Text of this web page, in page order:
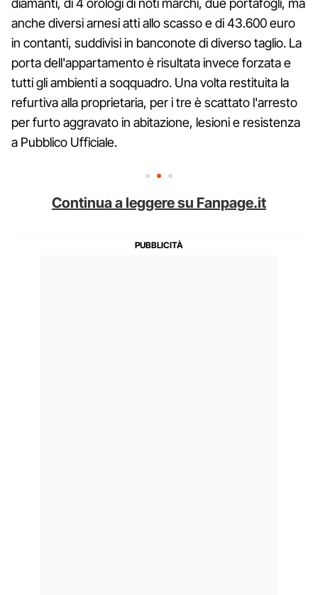
diamanti, di 4 orologi di noti marchi, due portafogli, ma
anche diversi arnesi atti allo scasso e di 43.600 euro
in contanti, suddivisi in banconote di diverso taglio. La
porta dell'appartamento è risultata invece forzata e
tutti gli ambienti a soqquadro. Una volta restituita la
refurtiva alla proprietaria, per i tre è scattato l'arresto
per furto aggravato in abitazione, lesioni e resistenza
a Pubblico Ufficiale.
Continua a leggere su Fanpage.it